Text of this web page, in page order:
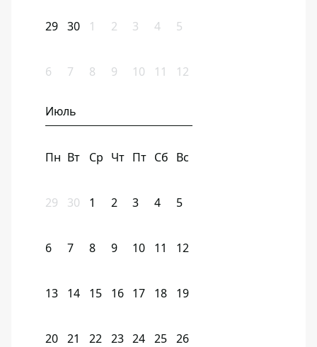
29 30 1 2 3 4 5
6 7 8 9 10 11 12
Июль
Пн Вт Ср Чт Пт Сб Вс
29 30 1 2 3 4 5
6 7 8 9 10 11 12
13 14 15 16 17 18 19
20 21 22 23 24 25 26